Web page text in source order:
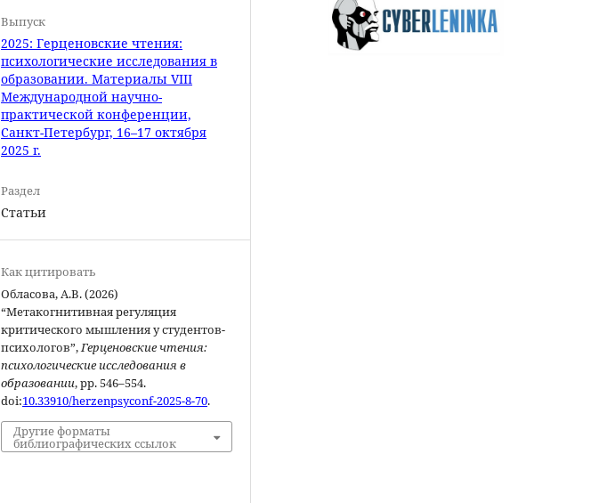
Выпуск
2025: Герценовские чтения:
психологические исследования в
образовании. Материалы VIII
Международной научно-
практической конференции,
Санкт-Петербург, 16–17 октября
2025 г.
Раздел
Статьи
Как цитировать
Обласова, А.В. (2026)
“Метакогнитивная регуляция
критического мышления у студентов-
психологов”,Герценовские чтения:
психологические исследования в
образовании, pp. 546–554.
doi:10.33910/herzenpsyconf-2025-8-70.
Другие форматы
библиографических ссылок